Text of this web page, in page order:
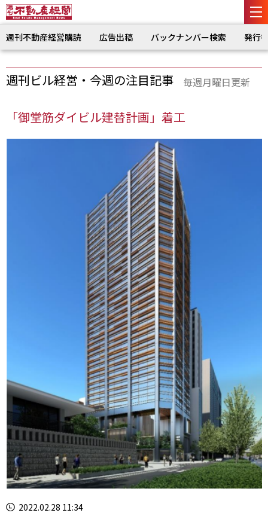
週刊不動産経営購読 広告出稿 バックナンバー検索 発行
週刊ビル経営・今週の注目記事 毎週月曜日更新
「御堂筋ダイビル建替計画」着工
2022.02.28 11:34